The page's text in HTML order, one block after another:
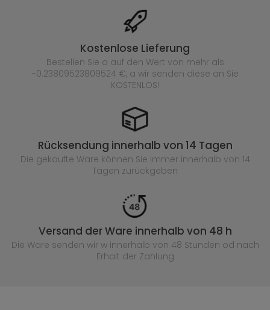
Kostenlose Lieferung
Bestellen Sie o auf den Wert von mehr als
-0.23809523809524 €, a wir senden diese an Sie
KOSTENLOS!
Rücksendung innerhalb von 14 Tagen
Die gekaufte Ware können Sie immer innerhalb von 14
Tagen zurückgeben
Versand der Ware innerhalb von 48 h
Die Ware senden wir w innerhalb von 48 Stunden od nach
Erhalt der Zahlung